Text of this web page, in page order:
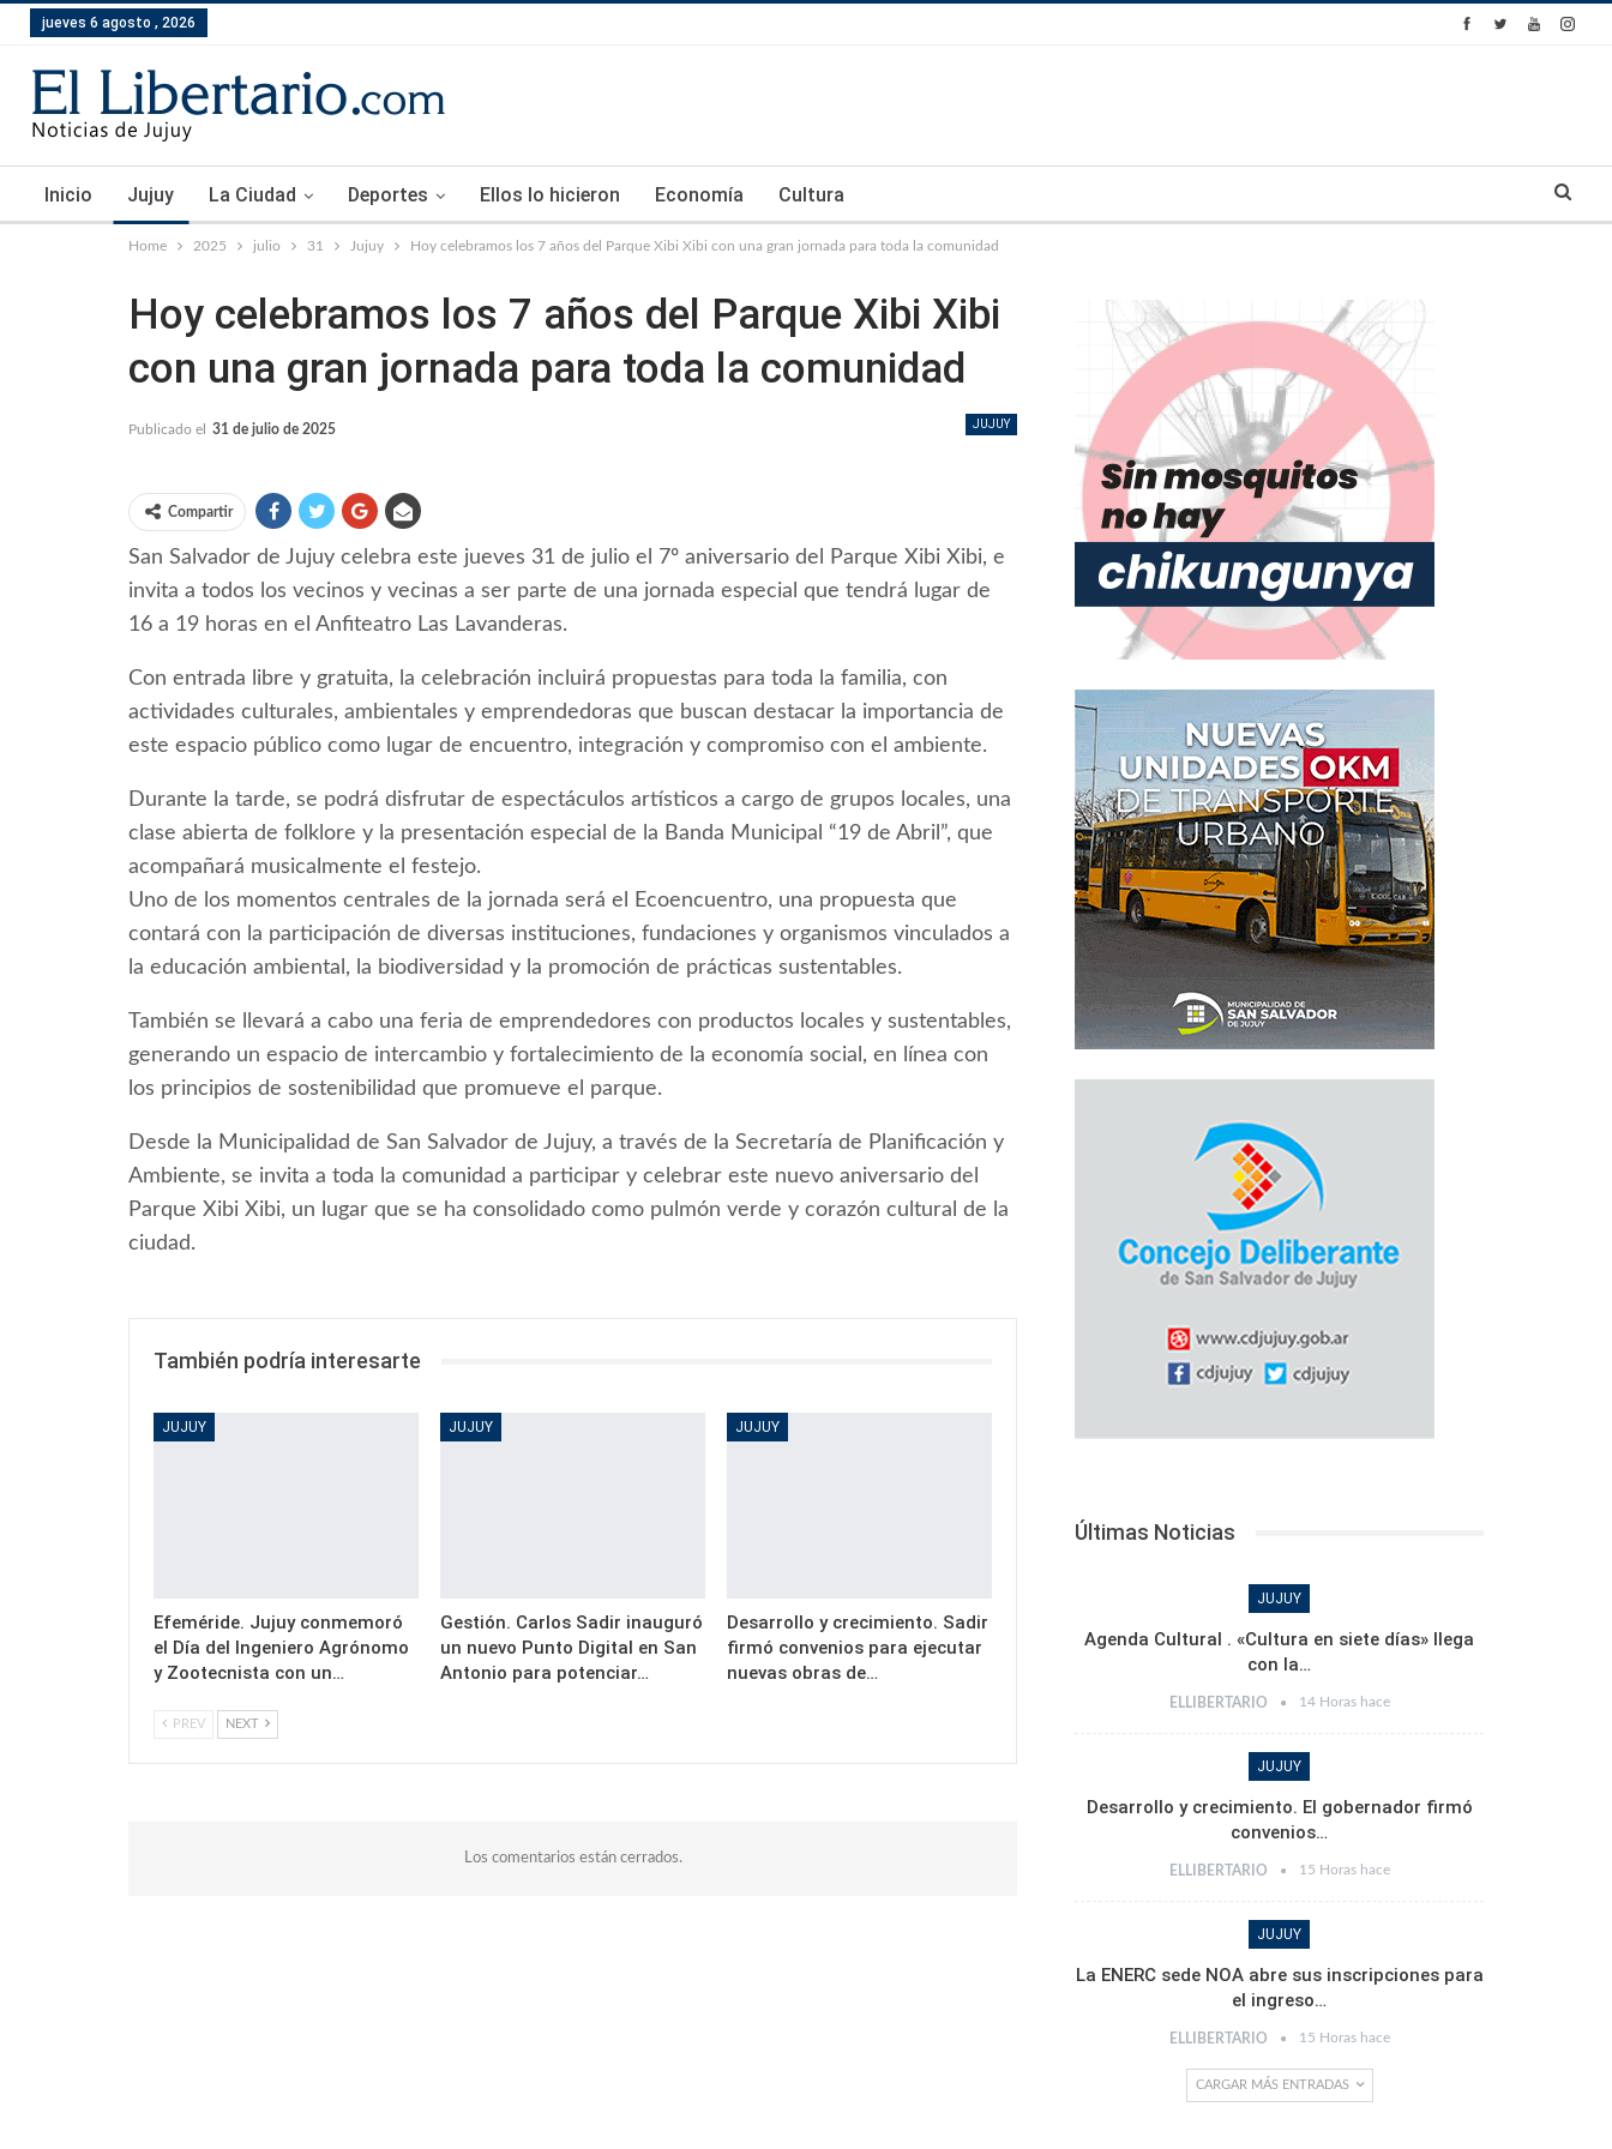
jueves 6 agosto , 2026
Inicio Jujuy La Ciudad Deportes Ellos lo hicieron Economía Cultura
Home 2025 julio 31 Jujuy Hoy celebramos los 7 años del Parque Xibi Xibi con una gran jornada para toda la comunidad
Hoy celebramos los 7 años del Parque Xibi Xibi
con una gran jornada para toda la comunidad
JUJUY
Publicado el 31 de julio de 2025
Compartir
San Salvador de Jujuy celebra este jueves 31 de julio el 7º aniversario del Parque Xibi Xibi, e
invita a todos los vecinos y vecinas a ser parte de una jornada especial que tendrá lugar de
16 a 19 horas en el Anfiteatro Las Lavanderas.
Con entrada libre y gratuita, la celebración incluirá propuestas para toda la familia, con
actividades culturales, ambientales y emprendedoras que buscan destacar la importancia de
este espacio público como lugar de encuentro, integración y compromiso con el ambiente.
Durante la tarde, se podrá disfrutar de espectáculos artísticos a cargo de grupos locales, una
clase abierta de folklore y la presentación especial de la Banda Municipal “19 de Abril”, que
acompañará musicalmente el festejo.
Uno de los momentos centrales de la jornada será el Ecoencuentro, una propuesta que
contará con la participación de diversas instituciones, fundaciones y organismos vinculados a
la educación ambiental, la biodiversidad y la promoción de prácticas sustentables.
También se llevará a cabo una feria de emprendedores con productos locales y sustentables,
generando un espacio de intercambio y fortalecimiento de la economía social, en línea con
los principios de sostenibilidad que promueve el parque.
Desde la Municipalidad de San Salvador de Jujuy, a través de la Secretaría de Planificación y
Ambiente, se invita a toda la comunidad a participar y celebrar este nuevo aniversario del
Parque Xibi Xibi, un lugar que se ha consolidado como pulmón verde y corazón cultural de la
ciudad.
También podría interesarte
JUJUY
Efeméride. Jujuy conmemoró
el Día del Ingeniero Agrónomo
y Zootecnista con un…
JUJUY
Gestión. Carlos Sadir inauguró
un nuevo Punto Digital en San
Antonio para potenciar…
JUJUY
Desarrollo y crecimiento. Sadir
firmó convenios para ejecutar
nuevas obras de…
PREV NEXT
Los comentarios están cerrados.
Últimas Noticias
JUJUY
Agenda Cultural . «Cultura en siete días» llega
con la…
ELLIBERTARIO 14 Horas hace
JUJUY
Desarrollo y crecimiento. El gobernador firmó
convenios…
ELLIBERTARIO 15 Horas hace
JUJUY
La ENERC sede NOA abre sus inscripciones para
el ingreso…
ELLIBERTARIO 15 Horas hace
CARGAR MÁS ENTRADAS